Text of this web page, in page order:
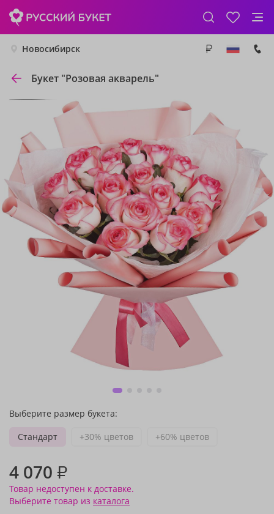
Новосибирск
Букет "Розовая акварель"
Выберите размер букета:
Стандарт
+30% цветов +60% цветов
4 070 ₽
Товар недоступен к доставке.
Выберите товар из каталога